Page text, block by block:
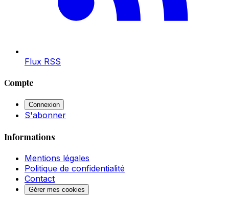
Flux RSS
Compte
Connexion
S'abonner
Informations
Mentions légales
Politique de confidentialité
Contact
Gérer mes cookies